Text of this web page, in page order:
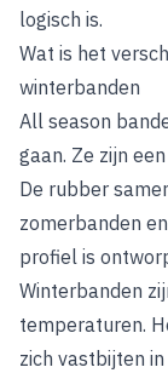
logisch is.
Wat is het
winterbanden
All season
gaan. Ze zijn
De rubber
zomerbanden
profiel is
Winterbanden
temperaturen.
zich vastbijten